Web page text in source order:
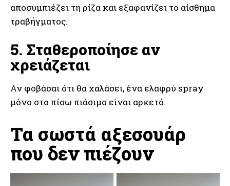
αποσυμπιέζει τη ρίζα και εξαφανίζει το αίσθημα
τραβήγματος.
5. Σταθεροποίησε αν
χρειάζεται
Αν φοβάσαι ότι θα χαλάσει, ένα ελαφρύ spray
μόνο στο πίσω πιάσιμο είναι αρκετό.
Τα σωστά αξεσουάρ
που δεν πιέζουν